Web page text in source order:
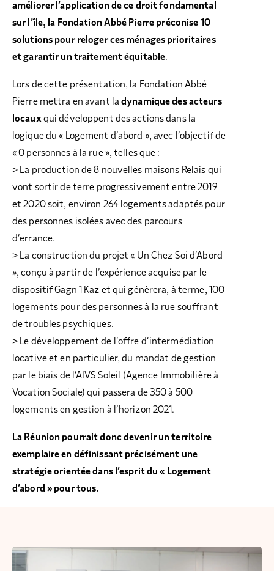
améliorer l’application de ce droit fondamental
sur l’île, la Fondation Abbé Pierre préconise 10
solutions pour reloger ces ménages prioritaires
et garantir un traitement équitable.
Lors de cette présentation, la Fondation Abbé
Pierre mettra en avant ladynamique des acteurs
locauxqui développent des actions dans la
logique du « Logement d’abord », avec l’objectif de
« 0 personnes à la rue », telles que :
> La production de 8 nouvelles maisons Relais qui
vont sortir de terre progressivement entre 2019
et 2020 soit, environ 264 logements adaptés pour
des personnes isolées avec des parcours
d’errance.
> La construction du projet « Un Chez Soi d’Abord
», conçu à partir de l’expérience acquise par le
dispositif Gagn 1 Kaz et qui génèrera, à terme, 100
logements pour des personnes à la rue souffrant
de troubles psychiques.
> Le développement de l’offre d’intermédiation
locative et en particulier, du mandat de gestion
par le biais de l’AIVS Soleil (Agence Immobilière à
Vocation Sociale) qui passera de 350 à 500
logements en gestion à l’horizon 2021.
La Réunion pourrait donc devenir un territoire
exemplaire en définissant précisément une
stratégie orientée dans l’esprit du « Logement
d’abord » pour tous.